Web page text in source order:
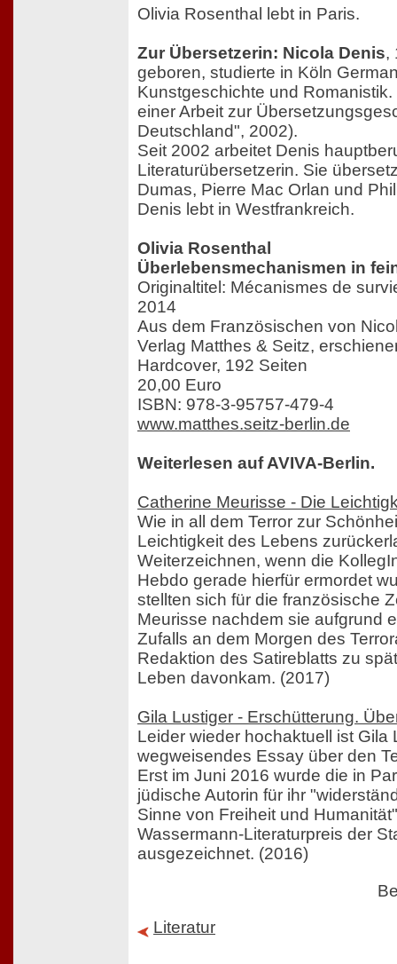
Olivia Rosenthal lebt in Paris.
Zur Übersetzerin: Nicola Denis,
geboren, studierte in Köln
Kunstgeschichte und
einer Arbeit zur
Deutschland", 2002).
Seit 2002 arbeitet Denis
Literaturübersetzerin. Sie
Dumas, Pierre Mac Orlan und
Denis lebt in Westfrankreich.
Olivia Rosenthal
Überlebensmechanismen in
Originaltitel: Mécanismes de
2014
Aus dem Französischen von
Verlag Matthes & Seitz,
Hardcover, 192 Seiten
20,00 Euro
ISBN: 978-3-95757-479-4
www.matthes.seitz-berlin.de
Weiterlesen auf AVIVA-Berlin.
Catherine Meurisse - Die
Wie in all dem Terror zur
Leichtigkeit des Lebens
Weiterzeichnen, wenn die
Hebdo gerade hierfür ermordet
stellten sich für die französische
Meurisse nachdem sie aufgrund
Zufalls an dem Morgen des
Redaktion des Satireblatts zu
Leben davonkam. (2017)
Gila Lustiger - Erschütterung.
Leider wieder hochaktuell ist Gila
wegweisendes Essay über den
Erst im Juni 2016 wurde die in
jüdische Autorin für ihr
Sinne von Freiheit und
Wassermann-Literaturpreis der
ausgezeichnet. (2016)
Literatur